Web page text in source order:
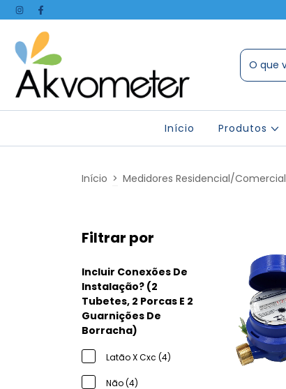
Início Produtos
Início > Medidores Residencial/Comercial
Filtrar por
Incluir Conexões De
Instalação? (2
Tubetes, 2 Porcas E 2
Guarnições De
Borracha)
Latão X Cxc (4)
Não (4)